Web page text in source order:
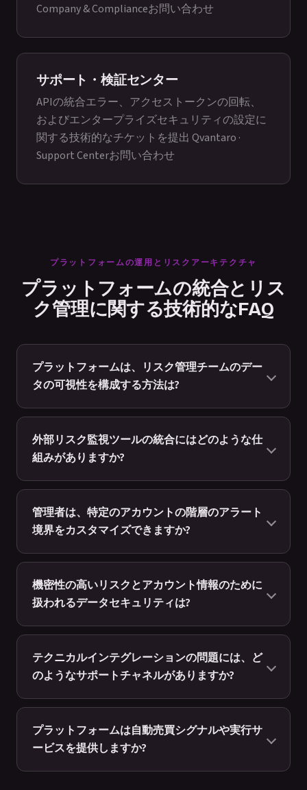
Company & Complianceお問い合わせ
サポート・検証センター
APIの統合エラー、アクセストークンの回転、
およびエンタープライズセキュリティの設定に
関する技術的なチケットを提出 Qvantaro ·
Support Centerお問い合わせ
プラットフォームの運用とリスクアーキテクチャ
プラットフォームの統合とリス
ク管理に関する技術的なFAQ
プラットフォームは、リスク管理チームのデー
タの可視性を構成する方法は?
外部リスク監視ツールの統合にはどのような仕
組みがありますか?
管理者は、特定のアカウントの階層のアラート
境界をカスタマイズできますか?
機密性の高いリスクとアカウント情報のために
扱われるデータセキュリティは?
テクニカルインテグレーションの問題には、ど
のようなサポートチャネルがありますか?
プラットフォームは自動売買シグナルや実行サ
ービスを提供しますか?